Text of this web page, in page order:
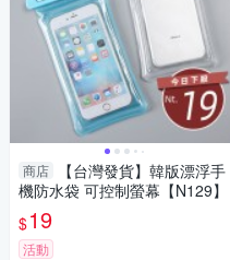
商店
【台灣發貨】韓版漂浮手
機防水袋 可控制螢幕【N129】
$19
活動